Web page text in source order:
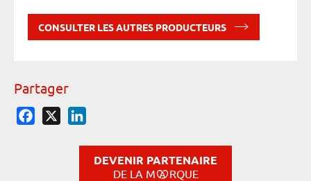
CONSULTER LES AUTRES PRODUCTEURS
Partager
Facebook
DEVENIR PARTENAIRE
DE LA M RQUE